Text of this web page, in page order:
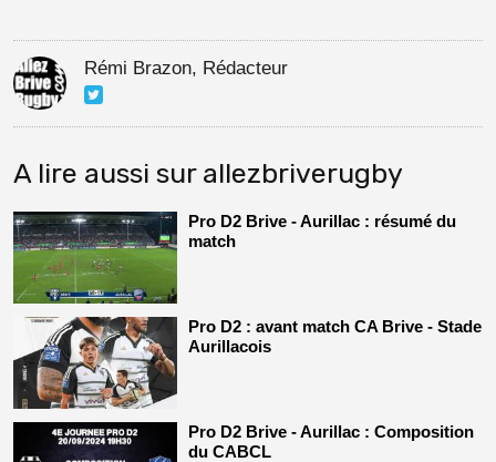
Rémi Brazon, Rédacteur
A lire aussi sur allezbriverugby
Pro D2 Brive - Aurillac : résumé du
match
Pro D2 : avant match CA Brive - Stade
Aurillacois
Pro D2 Brive - Aurillac : Composition
du CABCL